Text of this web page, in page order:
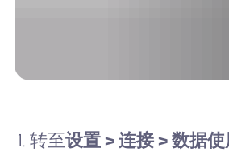
转至设置 > 连接 > 数据